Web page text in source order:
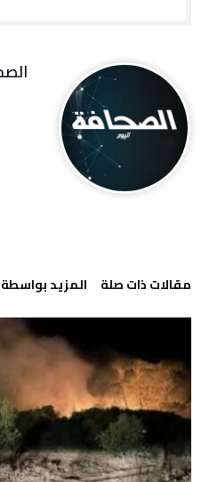
‫مقالات ذات صلة‬ ‫‫المزيد بواسطة‬ ‬ ‭ ‬الصحافة‭ ‬اليوم